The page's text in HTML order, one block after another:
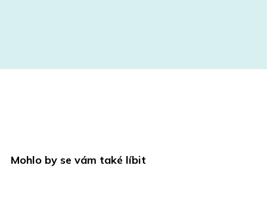
Mohlo by se vám také líbit